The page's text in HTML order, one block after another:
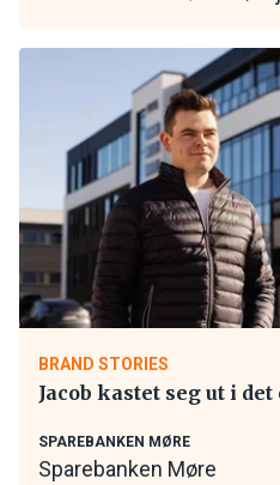
BRAND STORIES
Jacob kastet seg ut i
SPAREBANKEN MØRE
Sparebanken Møre